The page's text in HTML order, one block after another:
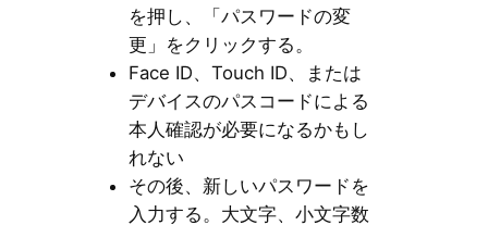
を押し、「パスワードの変
更」をクリックする。
Face ID、Touch ID、または
デバイスのパスコードによる
本人確認が必要になるかもし
れない
その後、新しいパスワードを
入力する。大文字、小文字数